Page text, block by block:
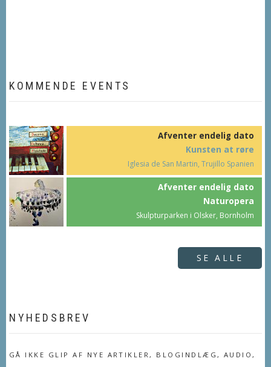
KOMMENDE EVENTS
Afventer endelig dato
Kunsten at røre
Iglesia de San Martin, Trujillo Spanien
Afventer endelig dato
Naturopera
Skulpturparken i Olsker, Bornholm
SE ALLE
NYHEDSBREV
GÅ IKKE GLIP AF NYE ARTIKLER, BLOGINDLÆG, AUDIO,